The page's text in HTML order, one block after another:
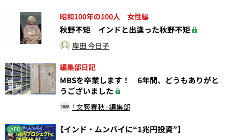
昭和100年の100人 女性編
秋野不矩 インドと出逢った秋野不矩
岸田 今日子
編集部日記
MBSを卒業します！ 6年間、どうもありがと
うございました
「文藝春秋」編集部
PR 【インド・ムンバイに“1兆円投資”】